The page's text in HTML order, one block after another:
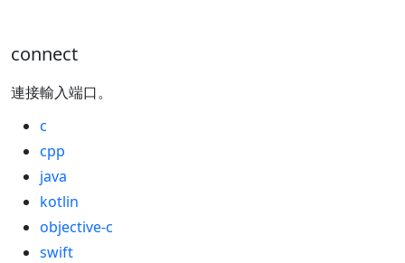
connect
連接輸入端口。
c
cpp
java
kotlin
objective-c
swift